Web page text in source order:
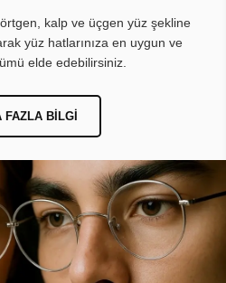
kalp ve üçgen yüz şekline
yüz hatlarınıza en uygun ve
elde edebilirsiniz.
FAZLA BILGI